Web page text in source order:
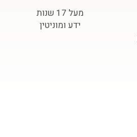
מעל 17 שנות
ידע ומוניטין